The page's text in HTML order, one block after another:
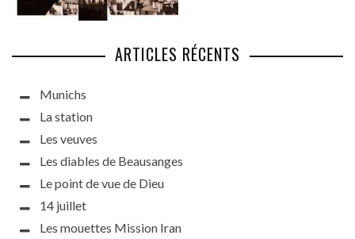
ARTICLES RÉCENTS
Munichs
La station
Les veuves
Les diables de Beausanges
Le point de vue de Dieu
14 juillet
Les mouettes Mission Iran